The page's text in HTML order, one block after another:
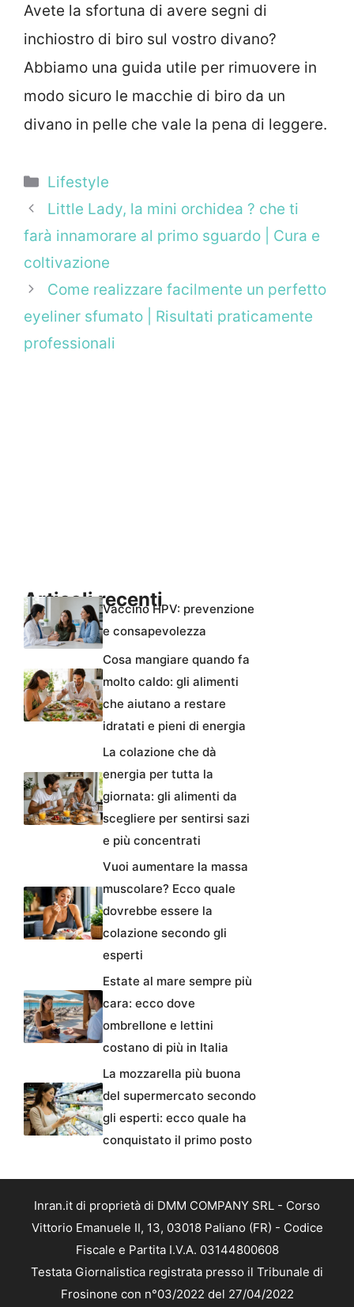
Avete la sfortuna di avere segni di
inchiostro di biro sul vostro divano?
Abbiamo una guida utile per rimuovere in
modo sicuro le macchie di biro da un
divano in pelle che vale la pena di leggere.
Categorie
Lifestyle
Little Lady, la mini orchidea ? che ti
farà innamorare al primo sguardo | Cura e
coltivazione
Come realizzare facilmente un perfetto
eyeliner sfumato | Risultati praticamente
professionali
Articoli recentiVaccino HPV: prevenzione
e consapevolezza
Cosa mangiare quando fa
molto caldo: gli alimenti
che aiutano a restare
idratati e pieni di energia
La colazione che dà
energia per tutta la
giornata: gli alimenti da
scegliere per sentirsi sazi
e più concentrati
Vuoi aumentare la massa
muscolare? Ecco quale
dovrebbe essere la
colazione secondo gli
esperti
Estate al mare sempre più
cara: ecco dove
ombrellone e lettini
costano di più in Italia
La mozzarella più buona
del supermercato secondo
gli esperti: ecco quale ha
conquistato il primo posto
Inran.it di proprietà di DMM COMPANY SRL - Corso
Vittorio Emanuele II, 13, 03018 Paliano (FR) - Codice
Fiscale e Partita I.V.A. 03144800608
Testata Giornalistica registrata presso il Tribunale di
Frosinone con n°03/2022 del 27/04/2022